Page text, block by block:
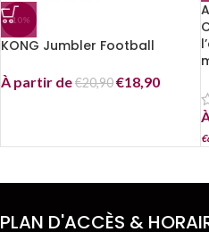
-10%
KONG Jumbler Football
À partir de€20,90€18,90
€
PLAN D'ACCÈS &